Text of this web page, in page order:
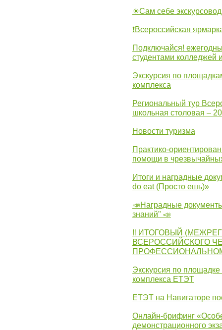
☀Сам себе экскурсовод
❗Всероссийская
Подключайся!
студентами колледжей
Экскурсия по
комплекса
Региональный тур
школьная столовая –
Новости туризма
Практико-
помощи в
Итоги и наградные
do eat (Просто ешь)»
📣Наградные
знаний" 📣
‼ ИТОГОВЫЙ
ВСЕРОССИЙСКОГО
Экскурсия по
комплекса ЕТЭТ
ЕТЭТ на Навигаторе
Онлайн-брифинг
демонстрационного